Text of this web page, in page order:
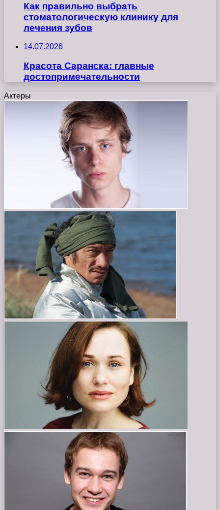
Как правильно выбрать
стоматологическую клинику для
лечения зубов
14.07.2026
Красота Саранска: главные
достопримечательности
Актеры